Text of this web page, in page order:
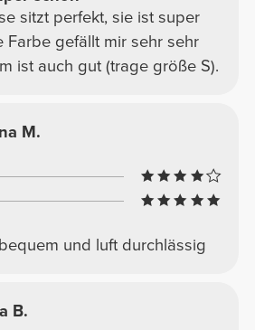
sitzt perfekt, sie ist super
Farbe gefällt mir sehr sehr
ist auch gut (trage größe S).
M.
und luft durchlässig
B.